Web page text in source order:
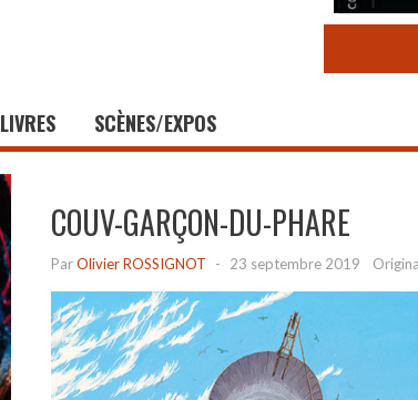
LIVRES SCÈNES/EXPOS
COUV-GARÇON-DU-PHARE
ParOlivier ROSSIGNOT - 23 septembre 2019